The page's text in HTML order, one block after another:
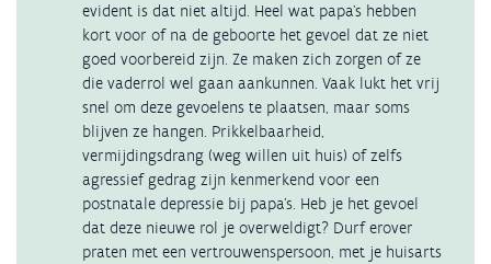
evident is dat niet altijd. Heel wat papa’s hebben
kort voor of na de geboorte het gevoel dat ze niet
goed voorbereid zijn. Ze maken zich zorgen of ze
die vaderrol wel gaan aankunnen. Vaak lukt het vrij
snel om deze gevoelens te plaatsen, maar soms
blijven ze hangen. Prikkelbaarheid,
vermijdingsdrang (weg willen uit huis) of zelfs
agressief gedrag zijn kenmerkend voor een
postnatale depressie bij papa's. Heb je het gevoel
dat deze nieuwe rol je overweldigt? Durf erover
praten met een vertrouwenspersoon, met je huisarts